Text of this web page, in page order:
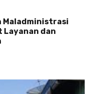
Maladministrasi
Layanan dan